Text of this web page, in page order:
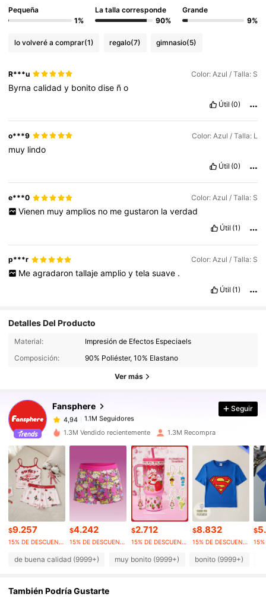
Pequeña
1%
La talla corresponde
90%
Grande
9%
lo volveré a comprar(1) regalo(7) gimnasio(5)
R***u Color: Azul / Talla: S
Byrnacalidady bonitodise ño
Útil (0)
o***9 Color: Azul / Talla: L
muy lindo
Útil (0)
e***0 Color: Azul / Talla: S
Vienen muy amplios no me gustaron la verdad
Útil (1)
p***r Color: Azul / Talla: S
Me agradaron tallaje amplio y tela suave .
Útil (1)
Detalles Del Producto
Material:
Impresión de Efectos Especiaels
Composición:
90% Poliéster, 10% Elastano
Ver más
Fansphere
1.1M Seguidores
1.1M Seguidores
4,94 1.1M Seguidores
4,94 1.1M Seguidores
4,94 1.1M Seguidores
1.1M Seguidores
Seguir
1.3M Vendido recientemente 1.3M Recompra
$9.257
15% DE DESCUENTO
$4.242
15% DE DESCUENTO
$2.712
15% DE DESCUENTO
$8.832
15% DE DESCUENTO
$
de buena calidad (9999+) muy bonito (9999+) bonito (9999+)
También Podría Gustarte